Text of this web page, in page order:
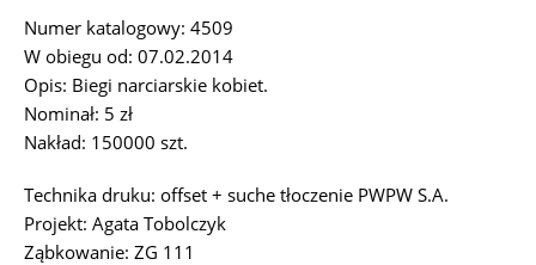
Numer katalogowy: 4509
W obiegu od: 07.02.2014
Opis: Biegi narciarskie kobiet.
Nominał: 5 zł
Nakład: 150000 szt.
Technika druku: offset + suche tłoczenie PWPW S.A.
Projekt: Agata Tobolczyk
Ząbkowanie: ZG 111